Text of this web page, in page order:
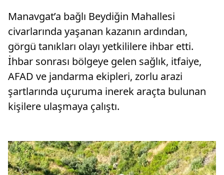
Manavgat’a bağlı Beydiğin Mahallesi
civarlarında yaşanan kazanın ardından,
görgü tanıkları olayı yetkililere ihbar etti.
İhbar sonrası bölgeye gelen sağlık, itfaiye,
AFAD ve jandarma ekipleri, zorlu arazi
şartlarında uçuruma inerek araçta bulunan
kişilere ulaşmaya çalıştı.